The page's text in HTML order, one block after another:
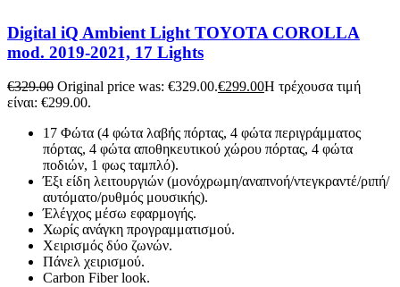
Digital iQ Ambient Light TOYOTA COROLLA
mod. 2019-2021, 17 Lights
€329.00 Original price was: €329.00.€299.00Η τρέχουσα τιμή
είναι: €299.00.
17 Φώτα (4 φώτα λαβής πόρτας, 4 φώτα περιγράμματος
πόρτας, 4 φώτα αποθηκευτικού χώρου πόρτας, 4 φώτα
ποδιών, 1 φως ταμπλό).
Έξι είδη λειτουργιών (μονόχρωμη/αναπνοή/ντεγκραντέ/ριπή/
αυτόματο/ρυθμός μουσικής).
Έλέγχος μέσω εφαρμογής.
Χωρίς ανάγκη προγραμματισμού.
Χειρισμός δύο ζωνών.
Πάνελ χειρισμού.
Carbon Fiber look.